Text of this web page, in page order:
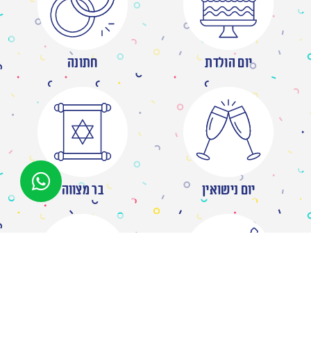
יום הולדת חתונה
יום נישואין בר מצווה